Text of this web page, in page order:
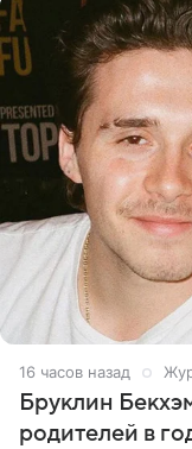
16 часов назад
Бруклин
родителей в